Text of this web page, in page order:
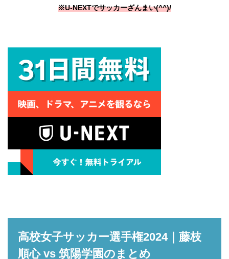
※U-NEXTでサッカーざんまい(^^)/
高校女子サッカー選手権2024｜藤枝
順心 vs 筑陽学園のまとめ